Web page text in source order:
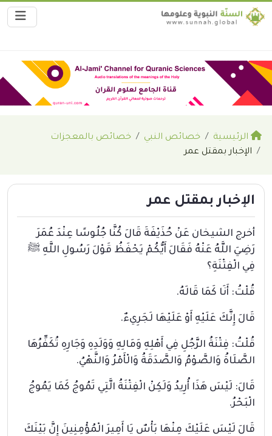
الرئيسية خصائص النبي
خصائص بالمعجزات
الإخبار بمقتل عمر
الإخبار بمقتل عمر
أخرج الشيخان عَنْ حُذَيْفَةَ قَالَ كُنَّا جُلُوسًا عِنْدَ عُمَرَ
رَضِيَ اللَّهُ عَنْهُ فَقَالَ أَيُّكُمْ يَحْفَظُ قَوْلَ رَسُولِ اللَّهِ ﷺ
فِي الْفِتْنَةِ؟
قُلْتُ: أَنَا كَمَا قَالَهُ.
قَالَ إِنَّكَ عَلَيْهِ أَوْ عَلَيْهَا لَجَرِيءٌ.
قُلْتُ: فِتْنَةُ الرَّجُلِ فِي أَهْلِهِ وَمَالِهِ وَوَلَدِهِ وَجَارِهِ تُكَفِّرُهَا
الصَّلَاةُ وَالصَّوْمُ وَالصَّدَقَةُ وَالْأَمْرُ وَالنَّهْيُ.
قَالَ: لَيْسَ هَذَا أُرِيدُ وَلَكِنْ الْفِتْنَةُ الَّتِي تَمُوجُ كَمَا يَمُوجُ
الْبَحْرُ.
قَالَ لَيْسَ عَلَيْكَ مِنْهَا بَأْسٌ يَا أَمِيرَ الْمُؤْمِنِينَ إِنَّ بَيْنَكَ